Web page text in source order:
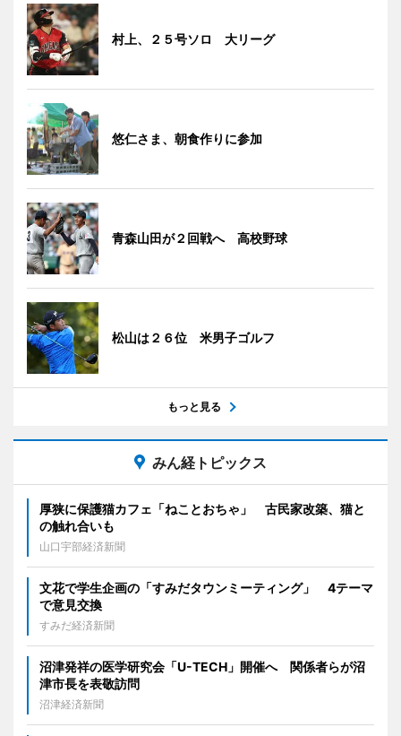
村上、２５号ソロ 大リーグ
悠仁さま、朝食作りに参加
青森山田が２回戦へ 高校野球
松山は２６位 米男子ゴルフ
もっと見る
みん経トピックス
厚狭に保護猫カフェ「ねことおちゃ」 古民家改築、猫と
の触れ合いも
山口宇部経済新聞
文花で学生企画の「すみだタウンミーティング」 4テーマ
で意見交換
すみだ経済新聞
沼津発祥の医学研究会「U-TECH」開催へ 関係者らが沼
津市長を表敬訪問
沼津経済新聞